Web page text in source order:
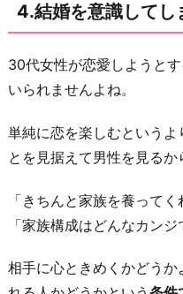
4.結婚を意識してし
30代女性が恋愛しようと
いられませんよね。
単純に恋を楽しむというよ
とを見据えて男性を見るか
「きちんと家族を養って
「家族構成はどんなカン
相手に心ときめくかどう